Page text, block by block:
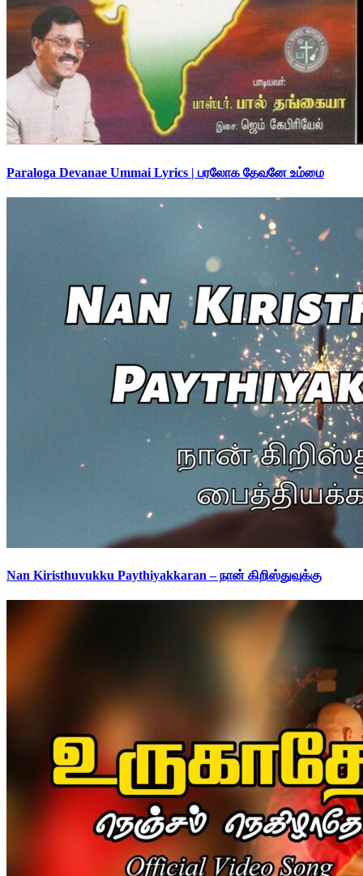
Paraloga Devanae Ummai Lyrics | பரலோக தேவனே உம்மை
Nan Kiristhuvukku Paythiyakkaran – நான் கிறிஸ்துவுக்கு